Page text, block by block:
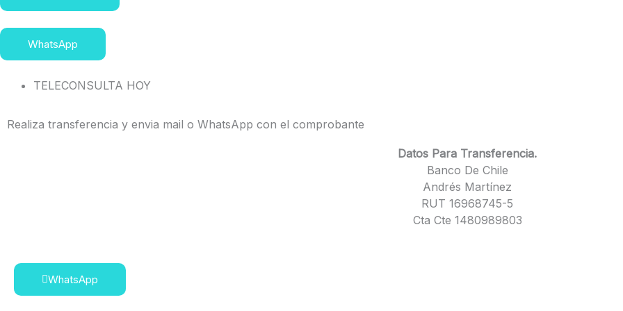
WhatsApp
TELECONSULTA HOY
Realiza transferencia y envia mail o WhatsApp con el comprobante
Datos Para Transferencia.
Banco De Chile
Andrés Martínez
RUT 16968745-5
Cta Cte 1480989803
WhatsApp